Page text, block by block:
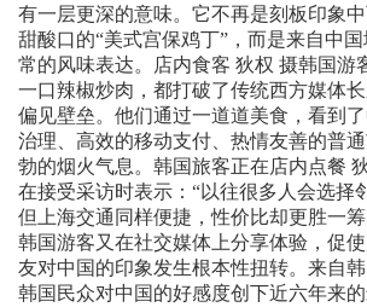
有一层更深的意味。它不再是刻板印象
甜酸口的“美式宫保鸡丁”，而是来自中
常的风味表达。店内食客 狄权 摄韩国游
一口辣椒炒肉，都打破了传统西方媒体
偏见壁垒。他们通过一道道美食，看到
治理、高效的移动支付、热情友善的普
勃的烟火气息。韩国旅客正在店内点餐
在接受采访时表示：“以往很多人会选择
但上海交通同样便捷，性价比却更胜一
韩国游客又在社交媒体上分享体验，促
友对中国的印象发生根本性扭转。来自韩
韩国民众对中国的好感度创下近六年来